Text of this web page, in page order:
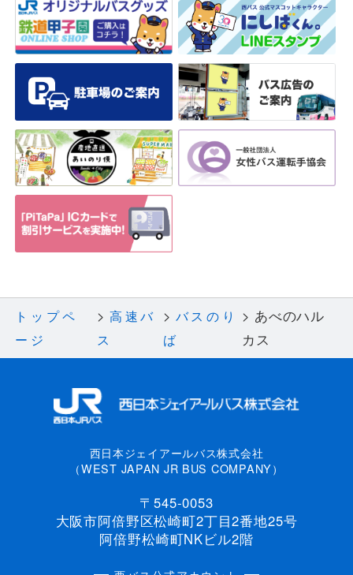
トップペ
ージ
高速バ
ス
バスのり
ば
あべのハル
カス
西日本ジェイアールバス株式会社
（WEST JAPAN JR BUS COMPANY）
〒545-0053
大阪市阿倍野区松崎町2丁目2番地25号
阿倍野松崎町NKビル2階